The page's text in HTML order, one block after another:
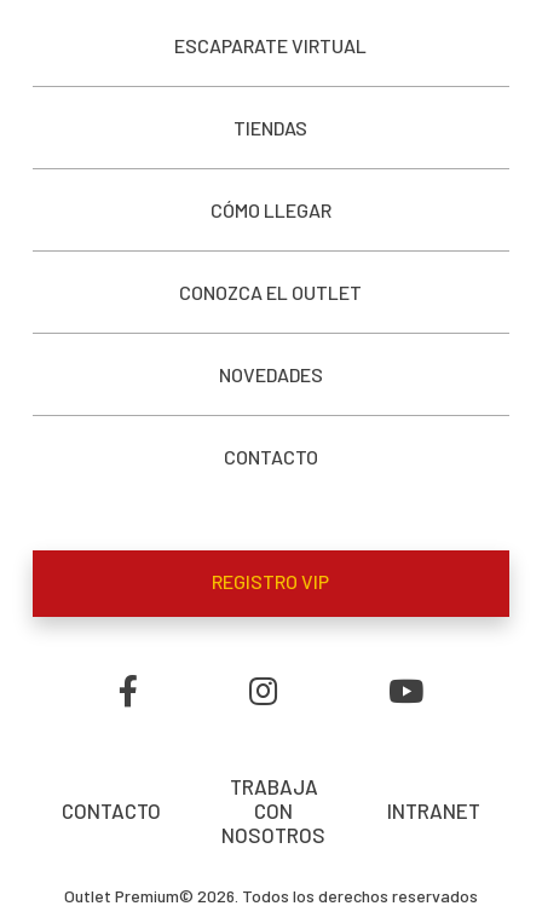
ESCAPARATE VIRTUAL
TIENDAS
CÓMO LLEGAR
CONOZCA EL OUTLET
NOVEDADES
CONTACTO
REGISTRO VIP
CONTACTO
TRABAJA
CON
NOSOTROS
INTRANET
Outlet Premium© 2026. Todos los derechos reservados